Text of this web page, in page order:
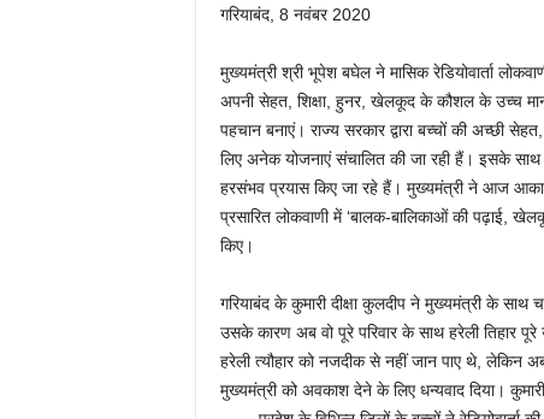
गरियाबंद, 8 नवंबर 2020
मुख्यमंत्री श्री भूपेश बघेल ने मासिक रेडियोवार्ता
अपनी सेहत, शिक्षा, हुनर, खेलकूद के कौशल के उच्च
पहचान बनाएं। राज्य सरकार द्वारा बच्चों की अच्छी
लिए अनेक योजनाएं संचालित की जा रही हैं। इसके
हरसंभव प्रयास किए जा रहे हैं। मुख्यमंत्री ने आज
प्रसारित लोकवाणी में ‘बालक-बालिकाओं की पढ़ाई,
किए।
गरियाबंद के कुमारी दीक्षा कुलदीप ने मुख्यमंत्री के साथ
उसके कारण अब वो पूरे परिवार के साथ हरेली तिहार
हरेली त्यौहार को नजदीक से नहीं जान पाए थे, लेकिन
मुख्यमंत्री को अवकाश देने के लिए धन्यवाद दिया।